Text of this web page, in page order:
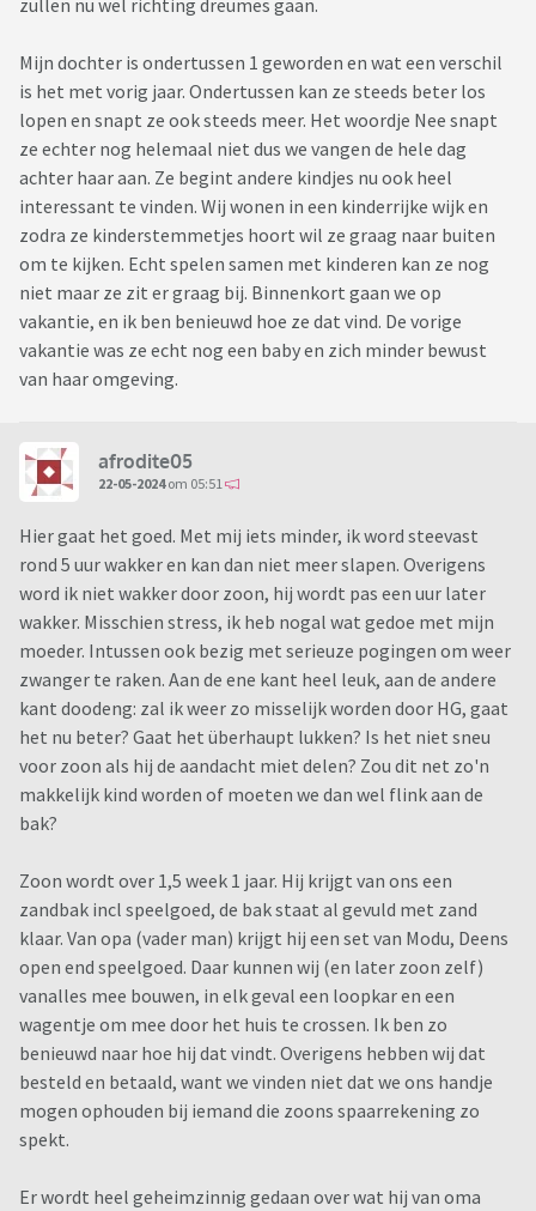
zullen nu wel richting dreumes gaan.
Mijn dochter is ondertussen 1 geworden en wat een verschil
is het met vorig jaar. Ondertussen kan ze steeds beter los
lopen en snapt ze ook steeds meer. Het woordje Nee snapt
ze echter nog helemaal niet dus we vangen de hele dag
achter haar aan. Ze begint andere kindjes nu ook heel
interessant te vinden. Wij wonen in een kinderrijke wijk en
zodra ze kinderstemmetjes hoort wil ze graag naar buiten
om te kijken. Echt spelen samen met kinderen kan ze nog
niet maar ze zit er graag bij. Binnenkort gaan we op
vakantie, en ik ben benieuwd hoe ze dat vind. De vorige
vakantie was ze echt nog een baby en zich minder bewust
van haar omgeving.
afrodite05
22-05-2024om 05:51
Hier gaat het goed. Met mij iets minder, ik word steevast
rond 5 uur wakker en kan dan niet meer slapen. Overigens
word ik niet wakker door zoon, hij wordt pas een uur later
wakker. Misschien stress, ik heb nogal wat gedoe met mijn
moeder. Intussen ook bezig met serieuze pogingen om weer
zwanger te raken. Aan de ene kant heel leuk, aan de andere
kant doodeng: zal ik weer zo misselijk worden door HG, gaat
het nu beter? Gaat het überhaupt lukken? Is het niet sneu
voor zoon als hij de aandacht miet delen? Zou dit net zo'n
makkelijk kind worden of moeten we dan wel flink aan de
bak?
Zoon wordt over 1,5 week 1 jaar. Hij krijgt van ons een
zandbak incl speelgoed, de bak staat al gevuld met zand
klaar. Van opa (vader man) krijgt hij een set van Modu, Deens
open end speelgoed. Daar kunnen wij (en later zoon zelf)
vanalles mee bouwen, in elk geval een loopkar en een
wagentje om mee door het huis te crossen. Ik ben zo
benieuwd naar hoe hij dat vindt. Overigens hebben wij dat
besteld en betaald, want we vinden niet dat we ons handje
mogen ophouden bij iemand die zoons spaarrekening zo
spekt.
Er wordt heel geheimzinnig gedaan over wat hij van oma